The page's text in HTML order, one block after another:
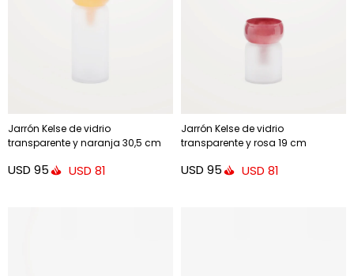
Jarrón Kelse de vidrio
transparente y naranja 30,5 cm
USD 95 USD 81
Jarrón Kelse de vidrio
transparente y rosa 19 cm
USD 95 USD 81